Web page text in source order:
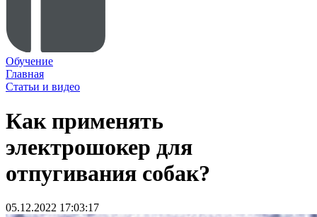
Обучение
Главная
Статьи и видео
Как применять
электрошокер для
отпугивания собак?
05.12.2022 17:03:17